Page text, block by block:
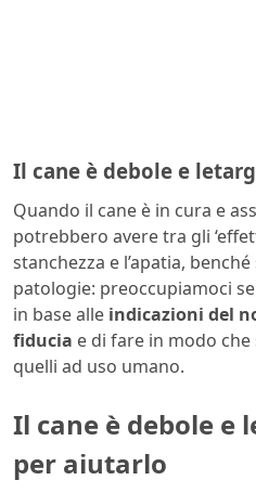
Il cane è debole e
Quando il cane è in cura e
potrebbero avere tra gli
stanchezza e l’apatia,
patologie: preoccupiamoci
in base alle indicazioni del
fiducia e di fare in modo
quelli ad uso umano.
Il cane è debole e
per aiutarlo